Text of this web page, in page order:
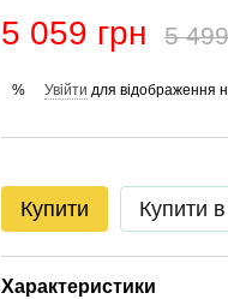
5 059 грн 5
% Увійти для відображення
Купити Купити в
Характеристики